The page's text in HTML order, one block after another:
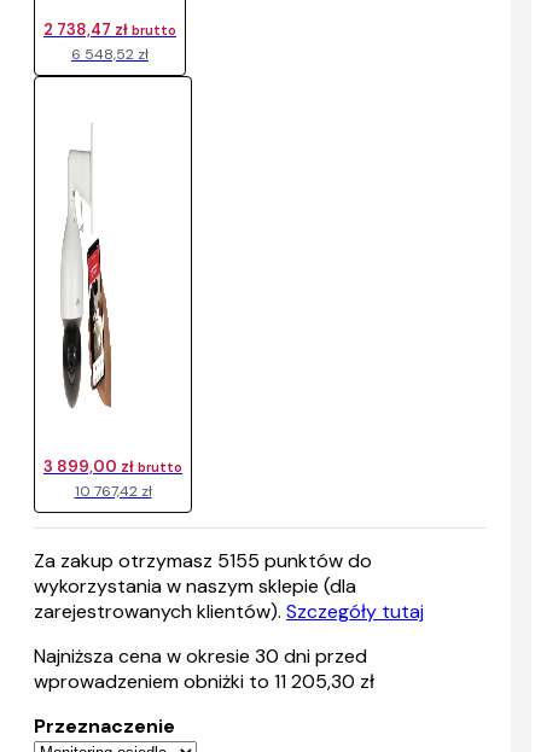
6 548,52 zł
2 738,47 zł brutto
10 767,42 zł
3 899,00 zł brutto
Za zakup otrzymasz 5155 punktów do
wykorzystania w naszym sklepie (dla
zarejestrowanych klientów). Szczegóły tutaj
Najniższa cena w okresie 30 dni przed
wprowadzeniem obniżki to 11 205,30 zł
Przeznaczenie